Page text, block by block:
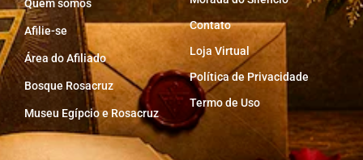
Quem somos
Afilie-se
Área do Afiliado
Bosque Rosacruz
Museu Egípcio e Rosacruz
Contato
Loja Virtual
Política de Privacidade
Termo de Uso